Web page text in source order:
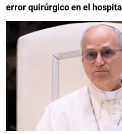
error quirúrgico en el hospital